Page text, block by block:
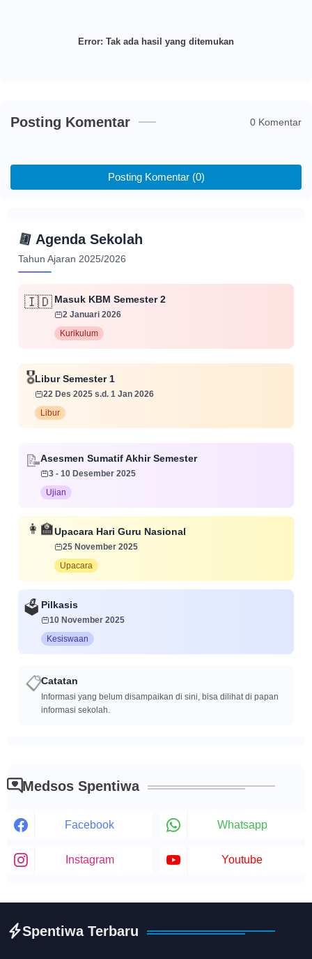
Error: Tak ada hasil yang ditemukan
Posting Komentar 0 Komentar
Posting Komentar (0)
📅 Agenda Sekolah
Tahun Ajaran 2025/2026
🇮🇩 Masuk KBM Semester 2
2 Januari 2026
Kurikulum
🎖️Libur Semester 1
22 Des 2025 s.d. 1 Jan 2026
Libur
📝Asesmen Sumatif Akhir Semester
3 - 10 Desember 2025
Ujian
👩‍🏫Upacara Hari Guru Nasional
25 November 2025
Upacara
🗳️ Pilkasis
10 November 2025
Kesiswaan
📋Catatan
Informasi yang belum disampaikan di sini, bisa dilihat di papan
informasi sekolah.
Medsos Spentiwa
Facebook Whatsapp
Instagram Youtube
Spentiwa Terbaru